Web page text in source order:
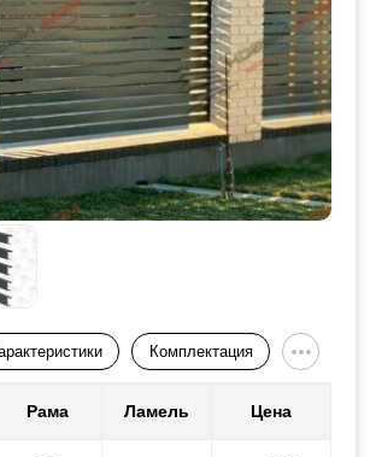
Комплектация
Рама Ламель Цена